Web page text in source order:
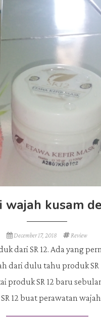
wajah kusam
December 17, 2018 Review
dari SR 12. Ada yang
dari dulu tahu produk
SR 12 baru
12 buat perawatan